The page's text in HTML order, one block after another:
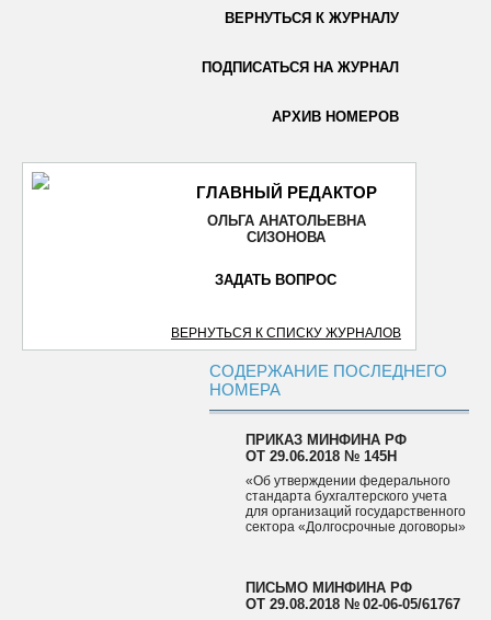
ВЕРНУТЬСЯ К ЖУРНАЛУ
ПОДПИСАТЬСЯ НА ЖУРНАЛ
АРХИВ НОМЕРОВ
ГЛАВНЫЙ РЕДАКТОР
ОЛЬГА АНАТОЛЬЕВНА
СИЗОНОВА
ЗАДАТЬ ВОПРОС
ВЕРНУТЬСЯ К СПИСКУ ЖУРНАЛОВ
СОДЕРЖАНИЕ ПОСЛЕДНЕГО
НОМЕРА
ПРИКАЗ МИНФИНА РФ
ОТ 29.06.2018 № 145Н
«Об утверждении федерального
стандарта бухгалтерского учета
для организаций государственного
сектора «Долгосрочные договоры»
ПИСЬМО МИНФИНА РФ
ОТ 29.08.2018 № 02‑06‑05/61767
ОТПРАВИТЬ